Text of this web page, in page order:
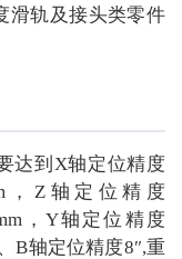
滑轨及接头类零件
达到X轴定位精度
，Z轴定位精度
，Y轴定位精度
B轴定位精度8″,重